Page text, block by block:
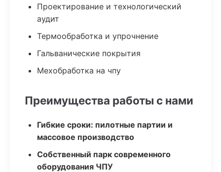
Проектирование и технологический
аудит
Термообработка и упрочнение
Гальванические покрытия
Мехобработка на чпу
Преимущества работы с нами
Гибкие сроки: пилотные партии и
массовое производство
Собственный парк современного
оборудования ЧПУ